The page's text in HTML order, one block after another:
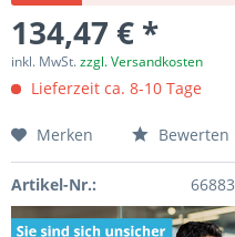
134,47 € *
inkl. MwSt.zzgl. Versandkosten
Lieferzeit ca. 8-10 Tage
Merken Bewerten
Artikel-Nr.: 66883